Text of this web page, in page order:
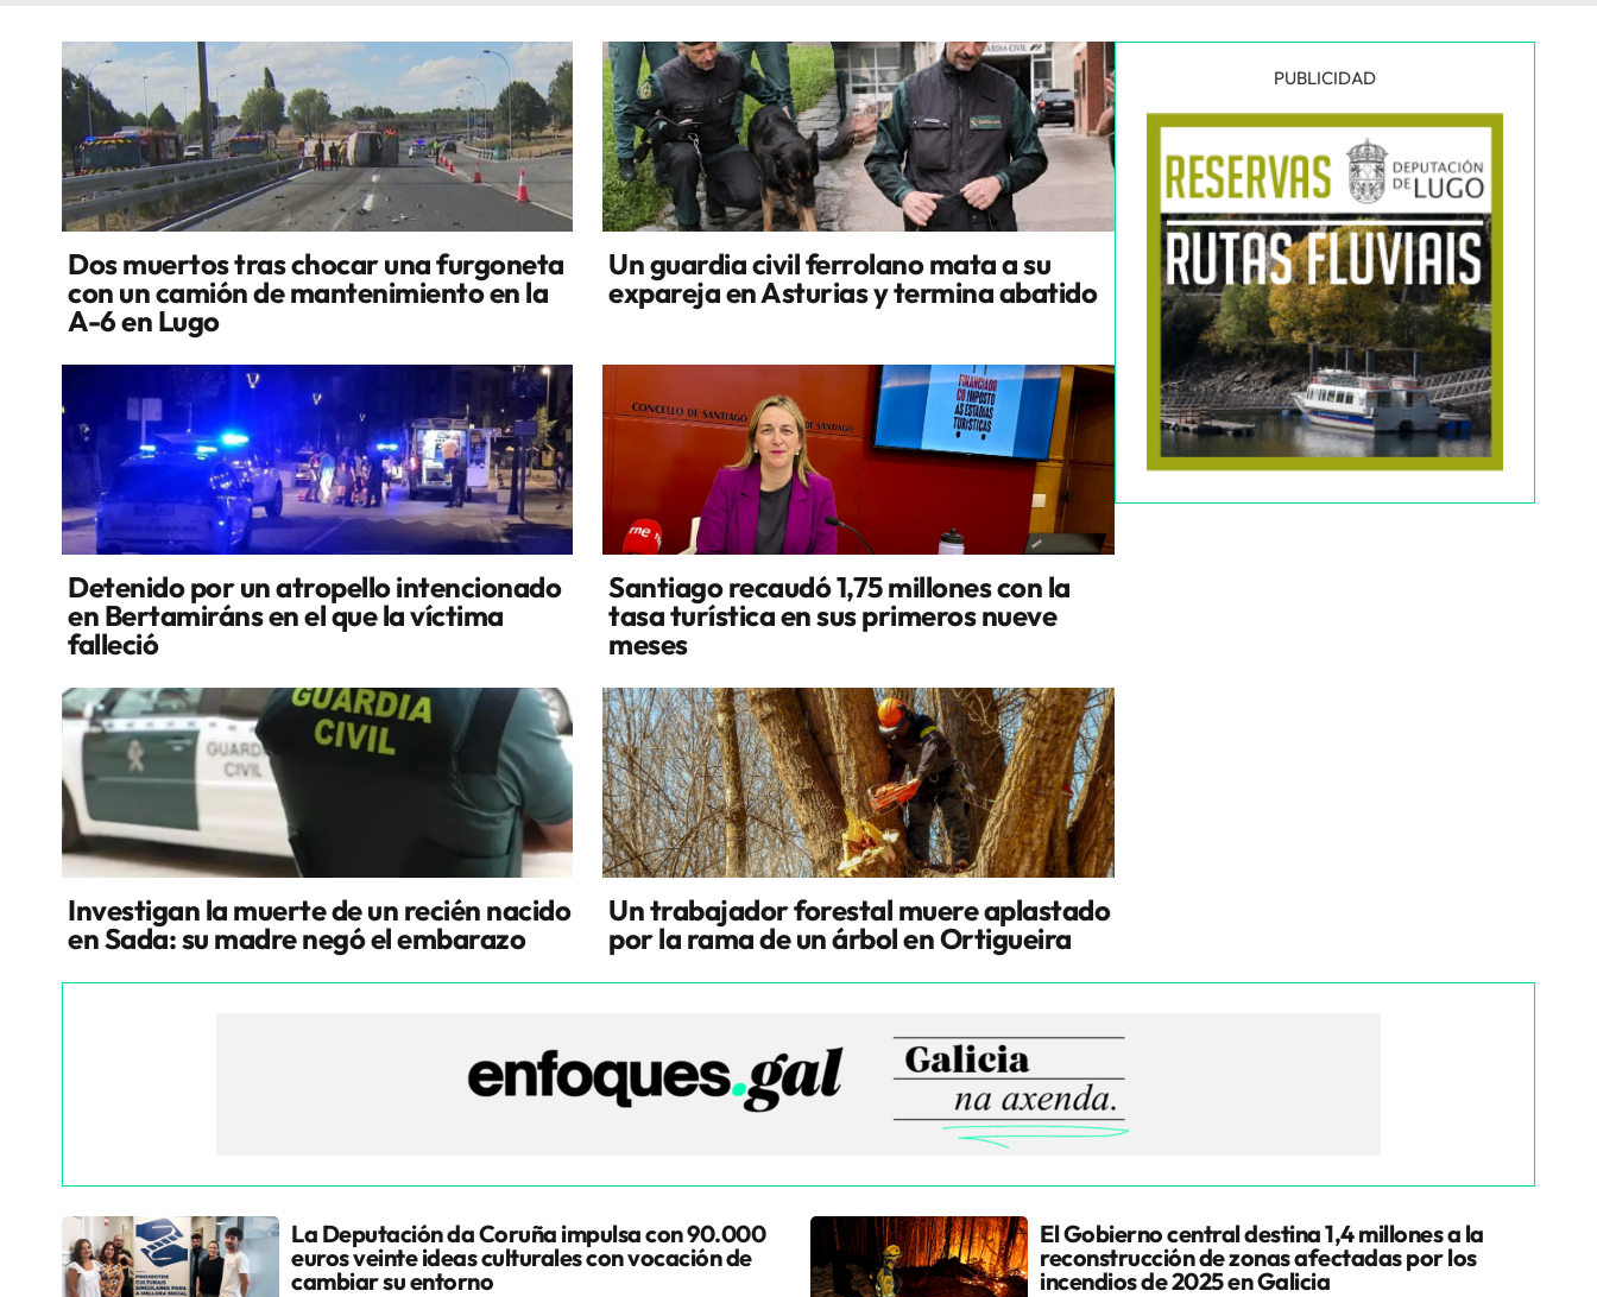
Dos muertos tras chocar una furgoneta
con un camión de mantenimiento en la
A-6 en Lugo
Un guardia civil ferrolano mata a su
expareja en Asturias y termina abatido
Detenido por un atropello intencionado
en Bertamiráns en el que la víctima
falleció
Santiago recaudó 1,75 millones con la
tasa turística en sus primeros nueve
meses
Investigan la muerte de un recién nacido
en Sada: su madre negó el embarazo
Un trabajador forestal muere aplastado
por la rama de un árbol en Ortigueira
PUBLICIDAD
La Deputación da Coruña impulsa con 90.000
euros veinte ideas culturales con vocación de
cambiar su entorno
El Gobierno central destina 1,4 millones a la
reconstrucción de zonas afectadas por los
incendios de 2025 en Galicia